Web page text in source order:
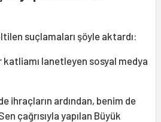
suçlamaları şöyle aktardı:
katliamı lanetleyen sosyal medya
ihraçların ardından, benim de
çağrısıyla yapılan Büyük